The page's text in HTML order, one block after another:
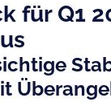
für Q1